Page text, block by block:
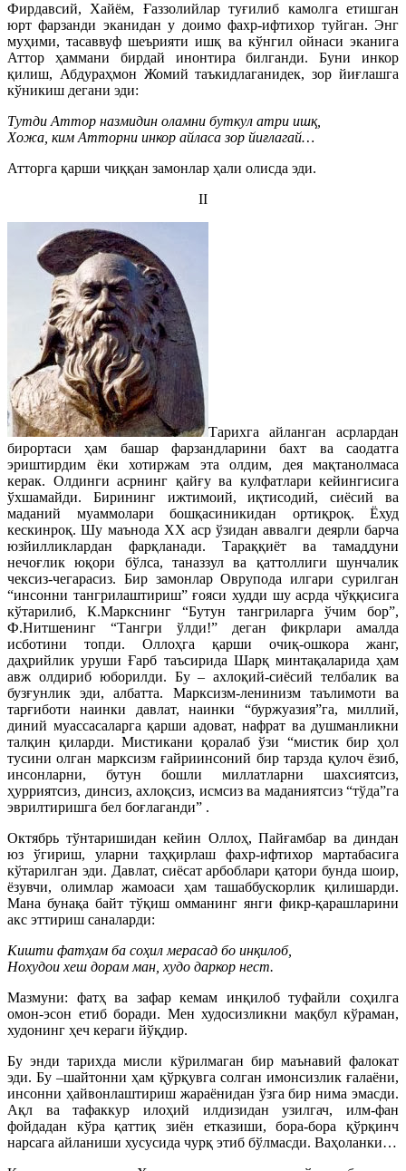
Фирдавсий, Хайём, Ғаззолийлар туғилиб камолга етишган
юрт фарзанди эканидан у доимо фахр-ифтихор туйган. Энг
муҳими, тасаввуф шеърияти ишқ ва кўнгил ойнаси эканига
Аттор ҳаммани бирдай инонтира билганди. Буни инкор
қилиш, Абдураҳмон Жомий таъкидлаганидек, зор йиғлашга
кўникиш дегани эди:
Тутди Аттор назмидин оламни буткул атри ишқ,
Хожа, ким Атторни инкор айласа зор йиғлагай…
Атторга қарши чиққан замонлар ҳали олисда эди.
II
Тарихга айланган асрлардан
бирортаси ҳам башар фарзандларини бахт ва саодатга
эриштирдим ёки хотиржам эта олдим, дея мақтанолмаса
керак. Олдинги асрнинг қайғу ва кулфатлари кейингисига
ўхшамайди. Бирининг ижтимоий, иқтисодий, сиёсий ва
маданий муаммолари бошқасиникидан ортиқроқ. Ёхуд
кескинроқ. Шу маънода ХХ аср ўзидан аввалги деярли барча
юзйилликлардан фарқланади. Тараққиёт ва тамаддуни
нечоғлик юқори бўлса, таназзул ва қаттоллиги шунчалик
чексиз-чегарасиз. Бир замонлар Оврупода илгари сурилган
“инсонни тангрилаштириш” ғояси худди шу асрда чўққисига
кўтарилиб, К.Маркснинг “Бутун тангриларга ўчим бор”,
Ф.Нитшенинг “Тангри ўлди!” деган фикрлари амалда
исботини топди. Оллоҳга қарши очиқ-ошкора жанг,
даҳрийлик уруши Ғарб таъсирида Шарқ минтақаларида ҳам
авж олдириб юборилди. Бу – ахлоқий-сиёсий телбалик ва
бузғунлик эди, албатта. Марксизм-ленинизм таълимоти ва
тарғиботи наинки давлат, наинки “буржуазия”га, миллий,
диний муассасаларга қарши адоват, нафрат ва душманликни
талқин қиларди. Мистикани қоралаб ўзи “мистик бир ҳол
тусини олган марксизм ғайриинсоний бир тарзда қулоч ёзиб,
инсонларни, бутун бошли миллатларни шахсиятсиз,
ҳурриятсиз, динсиз, ахлоқсиз, исмсиз ва маданиятсиз “тўда”га
эврилтиришга бел боғлаганди” .
Октябрь тўнтаришидан кейин Оллоҳ, Пайғамбар ва диндан
юз ўгириш, уларни таҳқирлаш фахр-ифтихор мартабасига
кўтарилган эди. Давлат, сиёсат арбоблари қатори бунда шоир,
ёзувчи, олимлар жамоаси ҳам ташаббускорлик қилишарди.
Мана бунақа байт тўқиш омманинг янги фикр-қарашларини
акс эттириш саналарди:
Кишти фатҳам ба соҳил мерасад бо инқилоб,
Нохудои хеш дорам ман, худо даркор нест.
Мазмуни: фатҳ ва зафар кемам инқилоб туфайли соҳилга
омон-эсон етиб боради. Мен худосизликни мақбул кўраман,
худонинг ҳеч кераги йўқдир.
Бу энди тарихда мисли кўрилмаган бир маънавий фалокат
эди. Бу –шайтонни ҳам қўрқувга солган имонсизлик ғалаёни,
инсонни ҳайвонлаштириш жараёнидан ўзга бир нима эмасди.
Ақл ва тафаккур илоҳий илдизидан узилгач, илм-фан
фойдадан кўра қаттиқ зиён етказиши, бора-бора қўрқинч
нарсага айланиши хусусида чурқ этиб бўлмасди. Ваҳоланки…